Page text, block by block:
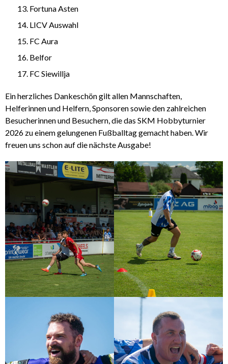
Fortuna Asten
LICV Auswahl
FC Aura
Belfor
FC Siewillja
Ein herzliches Dankeschön gilt allen Mannschaften,
Helferinnen und Helfern, Sponsoren sowie den zahlreichen
Besucherinnen und Besuchern, die das SKM Hobbyturnier
2026 zu einem gelungenen Fußballtag gemacht haben. Wir
freuen uns schon auf die nächste Ausgabe!